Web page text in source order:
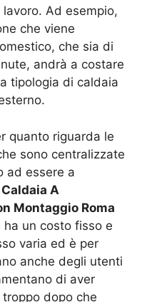
Ad esempio,
che viene
che sia di
andrà a costare
tipologia di caldaia
quanto riguarda le
sono centralizzate
ad essere a
Caldaia A
Montaggio Roma
ha un costo fisso e
varia ed è per
anche degli utenti
di aver
dopo che